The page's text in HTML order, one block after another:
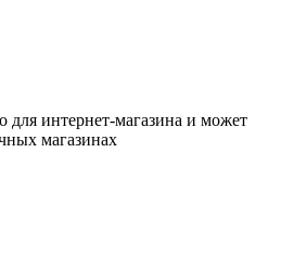
для интернет-магазина и может
магазинах